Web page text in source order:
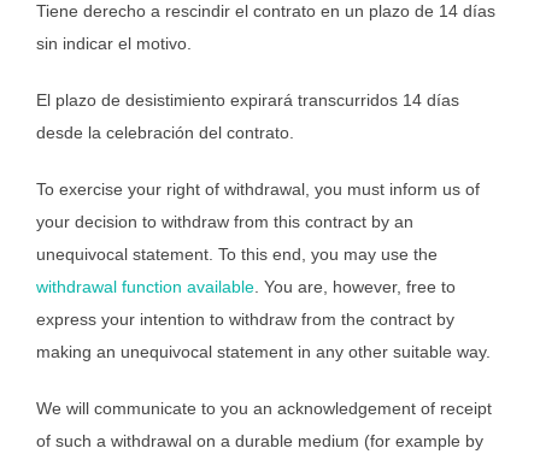
Tiene derecho a rescindir el contrato en un plazo de 14 días
sin indicar el motivo.
El plazo de desistimiento expirará transcurridos 14 días
desde la celebración del contrato.
To exercise your right of withdrawal, you must inform us of
your decision to withdraw from this contract by an
unequivocal statement. To this end, you may use the
withdrawal function available. You are, however, free to
express your intention to withdraw from the contract by
making an unequivocal statement in any other suitable way.
We will communicate to you an acknowledgement of receipt
of such a withdrawal on a durable medium (for example by